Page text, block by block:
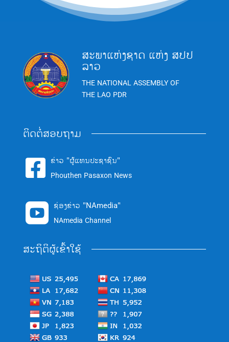
ສະພາແຫ່ງຊາດ ແຫ່ງ ສປປ
ລາວ
THE NATIONAL ASSEMBLY OF
THE LAO PDR
ຕິດຕໍ່ສອບຖາມ
 ຂ່າວ "ຜູ້ແທນປະຊາຊົນ"
Phouthen Pasaxon News
 ຊ່ອງຂ່າວ "NAmedia"
NAmedia Channel
ສະຖິຕິຜູ້ເຂົ້າໃຊ້